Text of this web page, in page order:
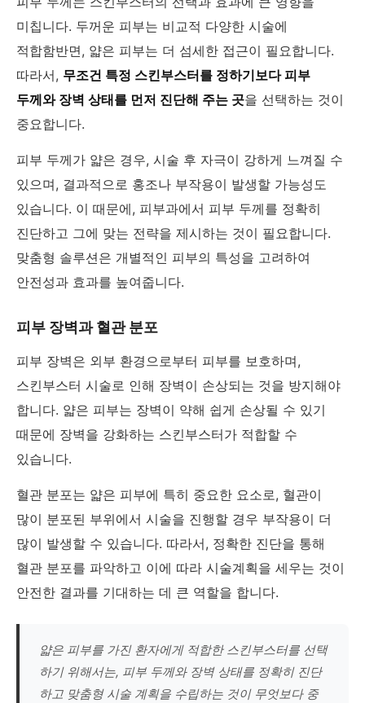
미칩니다. 두꺼운 피부는 비교적 다양한 시술에
적합함반면, 얇은 피부는 더 섬세한 접근이 필요합니다.
따라서, 무조건 특정 스킨부스터를 정하기보다 피부
두께와 장벽 상태를 먼저 진단해 주는 곳을 선택하는 것이
중요합니다.
피부 두께가 얇은 경우, 시술 후 자극이 강하게 느껴질 수
있으며, 결과적으로 홍조나 부작용이 발생할 가능성도
있습니다. 이 때문에, 피부과에서 피부 두께를 정확히
진단하고 그에 맞는 전략을 제시하는 것이 필요합니다.
맞춤형 솔루션은 개별적인 피부의 특성을 고려하여
안전성과 효과를 높여줍니다.
피부 장벽과 혈관 분포
피부 장벽은 외부 환경으로부터 피부를 보호하며,
스킨부스터 시술로 인해 장벽이 손상되는 것을 방지해야
합니다. 얇은 피부는 장벽이 약해 쉽게 손상될 수 있기
때문에 장벽을 강화하는 스킨부스터가 적합할 수
있습니다.
혈관 분포는 얇은 피부에 특히 중요한 요소로, 혈관이
많이 분포된 부위에서 시술을 진행할 경우 부작용이 더
많이 발생할 수 있습니다. 따라서, 정확한 진단을 통해
혈관 분포를 파악하고 이에 따라 시술계획을 세우는 것이
안전한 결과를 기대하는 데 큰 역할을 합니다.
얇은 피부를 가진 환자에게 적합한 스킨부스터를 선택
하기 위해서는, 피부 두께와 장벽 상태를 정확히 진단
하고 맞춤형 시술 계획을 수립하는 것이 무엇보다 중